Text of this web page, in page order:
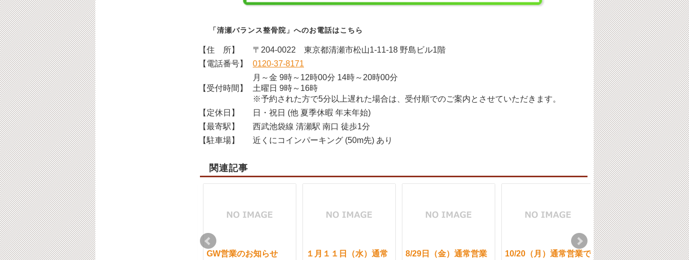
「清瀬バランス整骨院」へのお電話はこちら
【住 所】
〒204-0022 東京都清瀬市松山1-11-18 野島ビル1階
【電話番号】
0120-37-8171
【受付時間】
月～金 9時～12時00分 14時～20時00分
土曜日 9時～16時
※予約された方で5分以上遅れた場合は、受付順でのご案内とさせていただきます。
【定休日】
日・祝日 (他 夏季休暇 年末年始)
【最寄駅】
西武池袋線 清瀬駅 南口 徒歩1分
【駐車場】
近くにコインパーキング (50m先) あり
関連記事
５月1３日（土）通常
GW営業のお知らせ
１月１１日（水）通常
8/29日（金）通常営業
10/20（月）通常営業で
2/11（火）祝日の為、